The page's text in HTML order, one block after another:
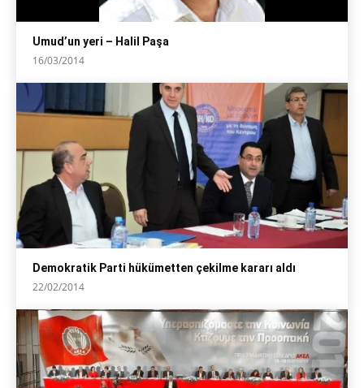
Umud’un yeri – Halil Paşa
16/03/2014
Demokratik Parti hükümetten çekilme kararı aldı
22/02/2014